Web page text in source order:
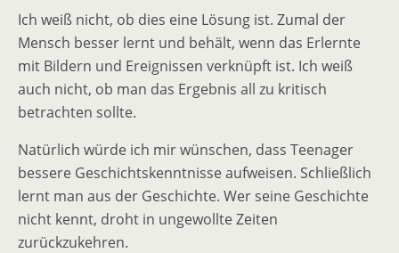
Ich weiß nicht, ob dies eine Lösung ist. Zumal der
Mensch besser lernt und behält, wenn das Erlernte
mit Bildern und Ereignissen verknüpft ist. Ich weiß
auch nicht, ob man das Ergebnis all zu kritisch
betrachten sollte.
Natürlich würde ich mir wünschen, dass Teenager
bessere Geschichtskenntnisse aufweisen. Schließlich
lernt man aus der Geschichte. Wer seine Geschichte
nicht kennt, droht in ungewollte Zeiten
zurückzukehren.